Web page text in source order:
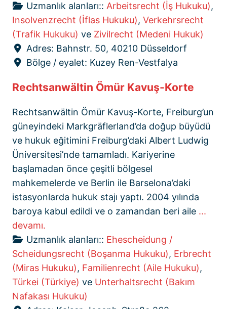
Uzmanlık alanları:: Arbeitsrecht (İş Hukuku),
Insolvenzrecht (İflas Hukuku), Verkehrsrecht
(Trafik Hukuku) ve Zivilrecht (Medeni Hukuk)
Adres: Bahnstr. 50, 40210 Düsseldorf
Bölge / eyalet: Kuzey Ren-Vestfalya
Rechtsanwältin Ömür Kavuş-Korte
Rechtsanwältin Ömür Kavuş-Korte, Freiburg’un
güneyindeki Markgräflerland’da doğup büyüdü
ve hukuk eğitimini Freiburg’daki Albert Ludwig
Üniversitesi’nde tamamladı. Kariyerine
başlamadan önce çeşitli bölgesel
mahkemelerde ve Berlin ile Barselona’daki
istasyonlarda hukuk stajı yaptı. 2004 yılında
baroya kabul edildi ve o zamandan beri aile ...
devamı.
Uzmanlık alanları:: Ehescheidung /
Scheidungsrecht (Boşanma Hukuku), Erbrecht
(Miras Hukuku), Familienrecht (Aile Hukuku),
Türkei (Türkiye) ve Unterhaltsrecht (Bakım
Nafakası Hukuku)